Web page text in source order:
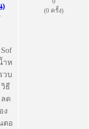
)
ำห
วบ
ธี
ด
ง
ตอ
(0 ครั้ง)